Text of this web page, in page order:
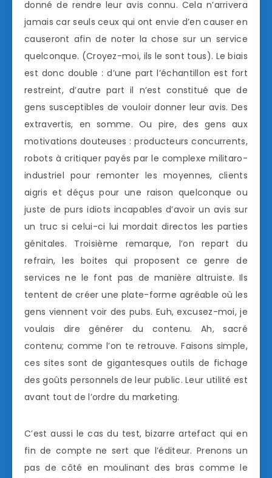
donné de rendre leur avis connu. Cela n’arrivera
jamais car seuls ceux qui ont envie d’en causer en
causeront afin de noter la chose sur un service
quelconque. (Croyez-moi, ils le sont tous). Le biais
est donc double : d’une part l’échantillon est fort
restreint, d’autre part il n’est constitué que de
gens susceptibles de vouloir donner leur avis. Des
extravertis, en somme. Ou pire, des gens aux
motivations douteuses : producteurs concurrents,
robots à critiquer payés par le complexe militaro-
industriel pour remonter les moyennes, clients
aigris et déçus pour une raison quelconque ou
juste de purs idiots incapables d’avoir un avis sur
un truc si celui-ci lui mordait directos les parties
génitales. Troisième remarque, l’on repart du
refrain, les boites qui proposent ce genre de
services ne le font pas de manière altruiste. Ils
tentent de créer une plate-forme agréable où les
gens viennent voir des pubs. Euh, excusez-moi, je
voulais dire générer du contenu. Ah, sacré
contenu; comme l’on te retrouve. Faisons simple,
ces sites sont de gigantesques outils de fichage
des goûts personnels de leur public. Leur utilité est
avant tout de l’ordre du marketing.
C’est aussi le cas du test, bizarre artefact qui en
fin de compte ne sert que l’éditeur. Prenons un
pas de côté en moulinant des bras comme le